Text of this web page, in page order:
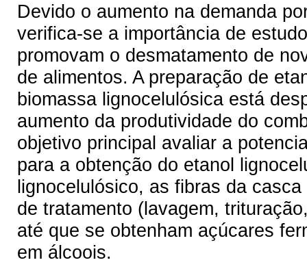
Devido o aumento na demanda
verifica-se a importância de
promovam o desmatamento de
de alimentos. A preparação de
biomassa lignocelulósica está
aumento da produtividade do
objetivo principal avaliar a
para a obtenção do etanol
lignocelulósico, as fibras da
de tratamento (lavagem,
até que se obtenham açúcares
em álcoois.